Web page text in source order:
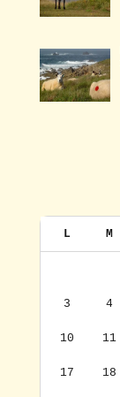
L M
3 4
10 11
17 18